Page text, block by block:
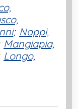
; Nappi,
Mangiapia,
Longo,